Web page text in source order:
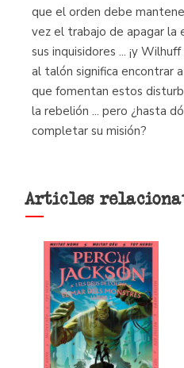
que el orden debe
vez el trabajo de apagar la
sus inquisidores ... ¡y
al talón significa encontrar
que fomentan estos
la rebelión ... pero ¿hasta
completar su misión?
Articles